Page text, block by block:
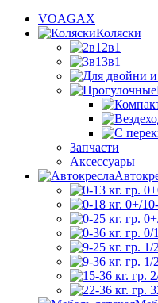
VOAGAX
Коляски
2в1
3в1
Запчасти
Аксессуары